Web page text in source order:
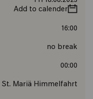
Add to calender
16:00
no break
00:00
St. Mariä Himmelfahrt